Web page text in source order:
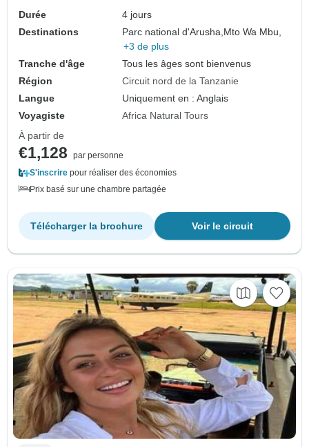
Durée
4 jours
Destinations
Parc national d'Arusha,Mto Wa Mbu,
+3 de plus
Tranche d'âge
Tous les âges sont bienvenus
Région
Circuit nord de la Tanzanie
Langue
Uniquement en : Anglais
Voyagiste
Africa Natural Tours
À partir de
€1,128
par personne
S'inscrire pour réaliser des économies
Prix basé sur une chambre partagée
Voir le circuit
Télécharger la brochure